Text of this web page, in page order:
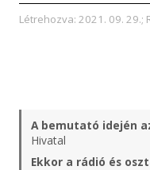
Létrehozva: 2021. 09. 29.;
A bemutató idején
Hivatal
Ekkor a rádió és